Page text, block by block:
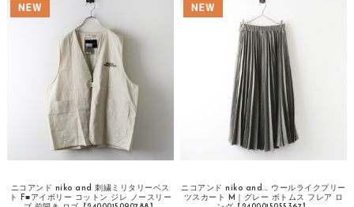
ニコアンド niko and 刺繍ミリタリーベス
ト F■アイボリー コットン ジレ ノースリー
ニコアンド niko and... ウールライクプリー
ツスカート M｜グレー ボトムス フレア ロ